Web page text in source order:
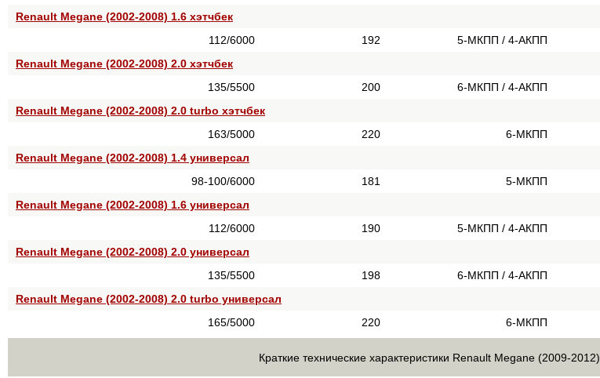
Renault Megane (2002-2008) 1.6 хэтчбек
112/6000
192 5-МКПП / 4-АКПП
Renault Megane (2002-2008) 2.0 хэтчбек
135/5500
200 6-МКПП / 4-АКПП
Renault Megane (2002-2008) 2.0 turbo хэтчбек
163/5000
220 6-МКПП
Renault Megane (2002-2008) 1.4 универсал
98-100/6000
181 5-МКПП
Renault Megane (2002-2008) 1.6 универсал
112/6000
190 5-МКПП / 4-АКПП
Renault Megane (2002-2008) 2.0 универсал
135/5500
198 6-МКПП / 4-АКПП
Renault Megane (2002-2008) 2.0 turbo универсал
165/5000
220 6-МКПП
Краткие технические характеристики Renault Megane (2009-2012)